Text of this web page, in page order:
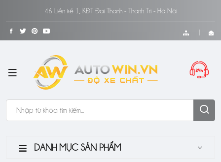
46 Liền kề 1, KĐT Đại Thanh - Thanh Trì - Hà Nội
DANH MỤC SẢN PHẨM